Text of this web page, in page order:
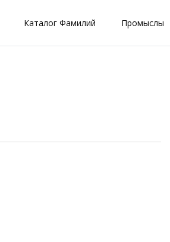
Каталог Фамилий Промыслы